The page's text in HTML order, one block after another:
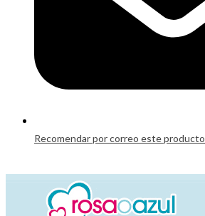
Recomendar por correo este producto